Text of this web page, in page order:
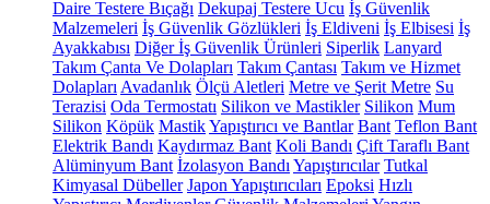
Daire Testere Bıçağı Dekupaj Testere Ucu İş Güvenlik
Malzemeleri İş Güvenlik Gözlükleri İş Eldiveni İş Elbisesi İş
Ayakkabısı Diğer İş Güvenlik Ürünleri Siperlik Lanyard
Takım Çanta Ve Dolapları Takım Çantası Takım ve Hizmet
Dolapları Avadanlık Ölçü Aletleri Metre ve Şerit Metre Su
Terazisi Oda Termostatı Silikon ve Mastikler Silikon Mum
Silikon Köpük MastikYapıştırıcı ve Bantlar Bant Teflon Bant
Elektrik Bandı Kaydırmaz Bant Koli Bandı Çift Taraflı Bant
Alüminyum Bant İzolasyon Bandı Yapıştırıcılar Tutkal
Kimyasal Dübeller Japon Yapıştırıcıları Epoksi Hızlı